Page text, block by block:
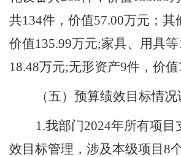
共134件，价值57.00万元；其
价值135.99万元;家具、用具等
18.48万元;无形资产9件，价
（五）预算绩效目标情况
1.我部门2024年所有项
效目标管理，涉及本级项目8